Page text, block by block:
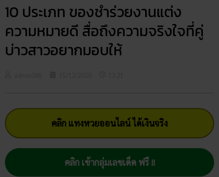
10 ประเภท ของชำร่วยงานแต่ง​
ความหมายดี​ สื่อถึงความจริงใจที่คู่
บ่าวสาวอยากมอบให้
คลิก แทงหวยออนไลน์ ได้เงินจริง
คลิก เข้ากลุ่มเลขเด็ด ฟรี !!